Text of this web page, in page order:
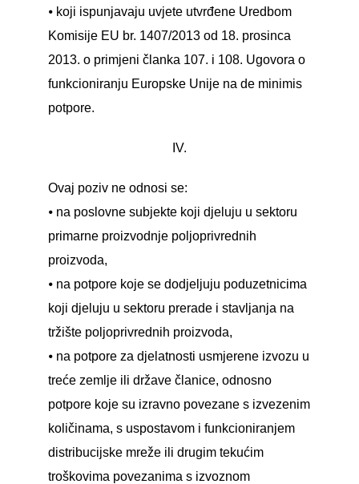
⦁ koji ispunjavaju uvjete utvrđene Uredbom
Komisije EU br. 1407/2013 od 18. prosinca
2013. o primjeni članka 107. i 108. Ugovora o
funkcioniranju Europske Unije na de minimis
potpore.
IV.
Ovaj poziv ne odnosi se:
⦁ na poslovne subjekte koji djeluju u sektoru
primarne proizvodnje poljoprivrednih
proizvoda,
⦁ na potpore koje se dodjeljuju poduzetnicima
koji djeluju u sektoru prerade i stavljanja na
tržište poljoprivrednih proizvoda,
⦁ na potpore za djelatnosti usmjerene izvozu u
treće zemlje ili države članice, odnosno
potpore koje su izravno povezane s izvezenim
količinama, s uspostavom i funkcioniranjem
distribucijske mreže ili drugim tekućim
troškovima povezanima s izvoznom